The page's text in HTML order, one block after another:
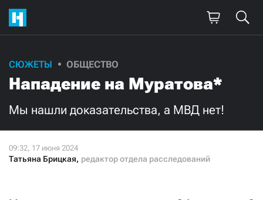
СЮЖЕТЫ ОБЩЕСТВО
Нападение на Муратова*
Мы нашли доказательства, а МВД нет!
Татьяна Брицкая, редактор отдела расследований